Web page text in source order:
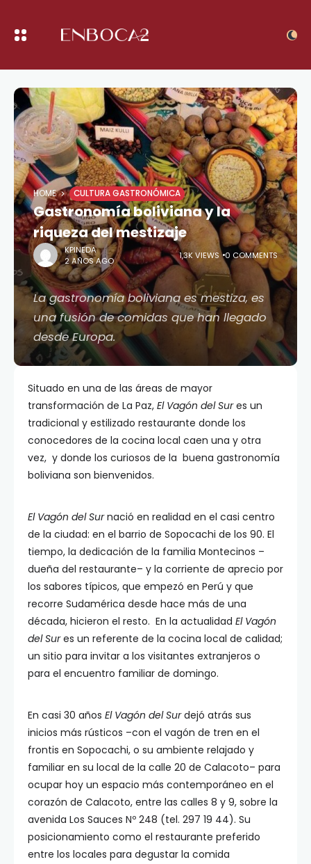
HOME CULTURA GASTRONÓMICA
Gastronomía boliviana y la
riqueza del mestizaje
KPINEDA
2 AÑOS AGO
1,3K VIEWS 0 COMMENTS
La gastronomía boliviana es mestiza, es
una fusión de comidas que han llegado
desde Europa.
Situado en una de las áreas de mayor
transformación de La Paz, El Vagón del Sures un
tradicional y estilizado restaurante donde los
conocedores de la cocina local caen una y otra
vez, y donde los curiosos de la buena gastronomía
boliviana son bienvenidos.
El Vagón del Surnació en realidad en el casi centro
de la ciudad: en el barrio de Sopocachi de los 90. El
tiempo, la dedicación de la familia Montecinos –
dueña del restaurante– y la corriente de aprecio por
los sabores típicos, que empezó en Perú y que
recorre Sudamérica desde hace más de una
década, hicieron el resto. En la actualidad El Vagón
del Sures un referente de la cocina local de calidad;
un sitio para invitar a los visitantes extranjeros o
para el encuentro familiar de domingo.
En casi 30 años El Vagón del Surdejó atrás sus
inicios más rústicos –con el vagón de tren en el
frontis en Sopocachi, o su ambiente relajado y
familiar en su local de la calle 20 de Calacoto– para
ocupar hoy un espacio más contemporáneo en el
corazón de Calacoto, entre las calles 8 y 9, sobre la
avenida Los Sauces Nº 248 (tel. 297 19 44). Su
posicionamiento como el restaurante preferido
entre los locales para degustar la comida